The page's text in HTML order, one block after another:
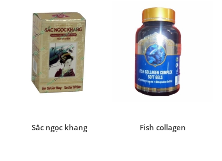
Sắc ngọc khang Fish collagen